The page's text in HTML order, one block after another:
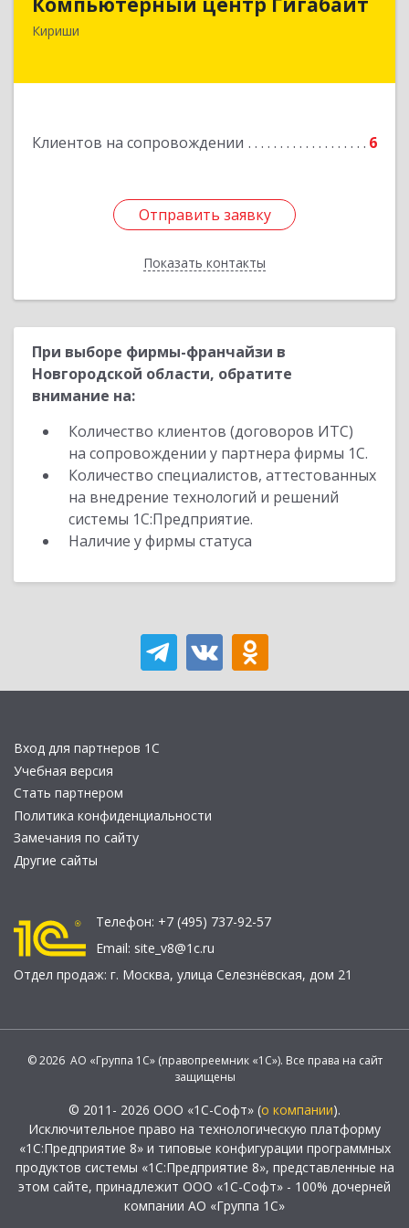
Кириши
Клиентов на сопровождении 6
Отправить заявку
Показать контакты
187110, Ленинградская обл, Кириши г,
Подробнее
Отправить заявку
Назад
При выборе фирмы-франчайзи в
Новгородской области, обратите
внимание на:
Количество клиентов (договоров ИТС)
на сопровождении у партнера фирмы 1С.
Количество специалистов, аттестованных
на внедрение технологий и решений
системы 1С:Предприятие.
Наличие у фирмы статуса
Вход для партнеров 1С
Учебная версия
Стать партнером
Политика конфиденциальности
Замечания по сайту
Другие сайты
Телефон: +7 (495) 737-92-57
Email: site_v8@1c.ru
Отдел продаж: г. Москва, улица Селезнёвская, дом 21
© 2026 АО «Группа 1С» (правопреемник «1С»). Все права на сайт
защищены
© 2011- 2026 ООО «1С-Софт» (о компании).
Исключительное право на технологическую платформу
«1С:Предприятие 8» и типовые конфигурации программных
продуктов системы «1С:Предприятие 8», представленные на
этом сайте, принадлежит ООО «1С-Софт» - 100% дочерней
компании АО «Группа 1С»